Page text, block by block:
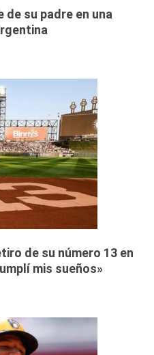
de su padre en una
de su número 13 en
mis sueños»